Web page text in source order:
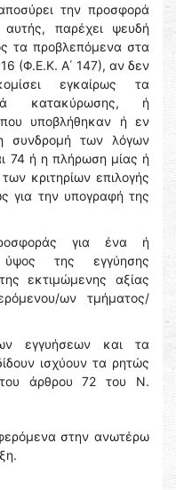
την προσφορά
παρέχει ψευδή
τα προβλεπόμενα στα
(Φ.Ε.Κ. Α΄ 147), αν δεν
εγκαίρως τα
κατακύρωσης, ή
υποβλήθηκαν ή εν
συνδρομή των λόγων
74 ή η πλήρωση μίας ή
κριτηρίων επιλογής
για την υπογραφή της
για ένα ή
της εγγύησης
εκτιμώμενης αξίας
ων τμήματος/
εγγυήσεων και τα
ισχύουν τα ρητώς
άρθρου 72 του Ν.
στην ανωτέρω